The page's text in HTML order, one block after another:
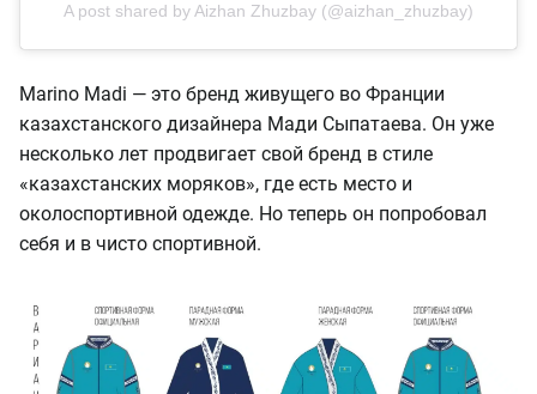
A post shared by Aizhan Zhuzbay (@aizhan_zhuzbay)
Marino Madi — это бренд живущего во Франции
казахстанского дизайнера Мади Сыпатаева. Он уже
несколько лет продвигает свой бренд в стиле
«казахстанских моряков», где есть место и
околоспортивной одежде. Но теперь он попробовал
себя и в чисто спортивной.